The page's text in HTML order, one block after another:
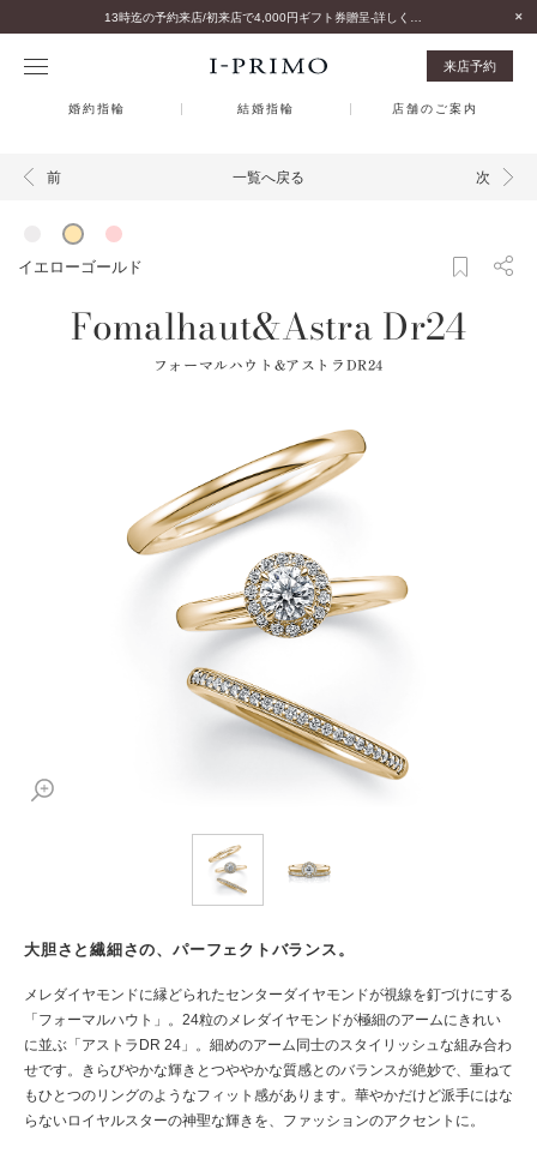
来店予約
婚約指輪 結婚指輪 店舗のご案内
前 一覧へ戻る 次
イエローゴールド
Fomalhaut&Astra Dr24
フォーマルハウト&アストラDR24
大胆さと繊細さの、パーフェクトバランス。
メレダイヤモンドに縁どられたセンターダイヤモンドが視線を釘づけにする
「フォーマルハウト」。24粒のメレダイヤモンドが極細のアームにきれい
に並ぶ「アストラDR 24」。細めのアーム同士のスタイリッシュな組み合わ
せです。きらびやかな輝きとつややかな質感とのバランスが絶妙で、重ねて
もひとつのリングのようなフィット感があります。華やかだけど派手にはな
らないロイヤルスターの神聖な輝きを、ファッションのアクセントに。